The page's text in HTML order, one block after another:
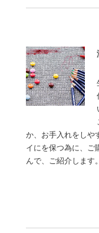
か、お手入れをしや
イにを保つ為に、ご
んで、ご紹介します